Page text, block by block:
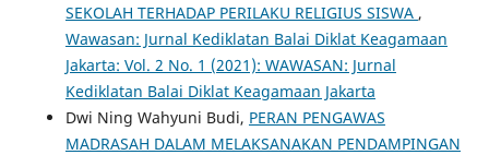
SEKOLAH TERHADAP PERILAKU RELIGIUS SISWA ,
Wawasan: Jurnal Kediklatan Balai Diklat Keagamaan
Jakarta: Vol. 2 No. 1 (2021): WAWASAN: Jurnal
Kediklatan Balai Diklat Keagamaan Jakarta
Dwi Ning Wahyuni Budi, PERAN PENGAWAS
MADRASAH DALAM MELAKSANAKAN PENDAMPINGAN